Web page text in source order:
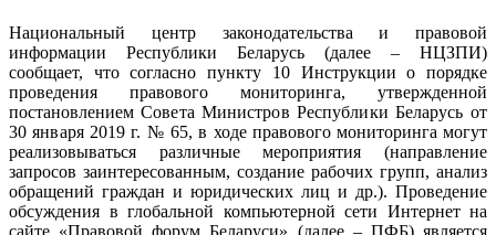
Национальный центр законодательства и правовой
информации Республики Беларусь (далее – НЦЗПИ)
сообщает, что согласно пункту 10 Инструкции о порядке
проведения правового мониторинга, утвержденной
постановлениемСовета Министров Республики Беларусь от
30 января 2019 г. № 65, в ходе правового мониторинга могут
реализовываться различные мероприятия (направление
запросов заинтересованным, создание рабочих групп, анализ
обращений граждан и юридических лиц и др.). Проведение
обсуждения в глобальной компьютерной сети Интернет на
сайте «Правовой форум Беларуси» (далее – ПФБ) является